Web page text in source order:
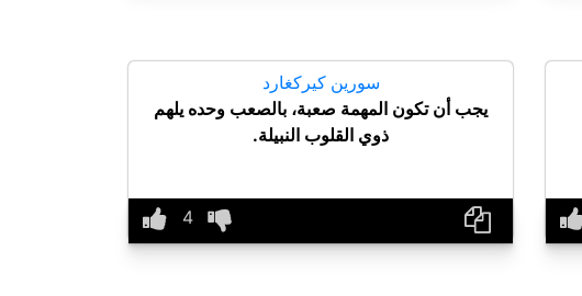
سورين كيركغارد
يجب أن تكون المهمة صعبة، بالصعب وحده يلهم
ذوي القلوب النبيلة.